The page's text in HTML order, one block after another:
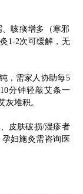
咳痰增多（寒邪
1-2次可缓解，无
，需家人协助每5
分钟轻敲艾条一
灰堆积。
皮肤破损/湿疹者
妇施灸需咨询医